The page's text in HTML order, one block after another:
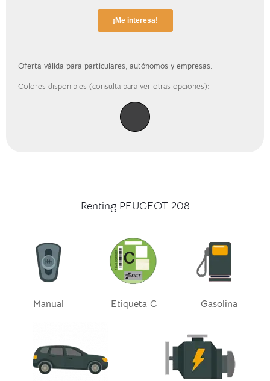
Oferta válida para particulares, autónomos y empresas.
Colores disponibles (consulta para ver otras opciones):
Renting PEUGEOT 208
Manual Etiqueta C Gasolina